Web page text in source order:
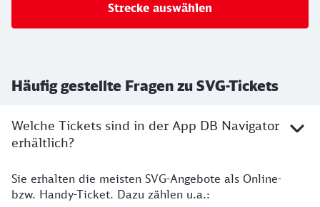
Strecke auswählen
Häufig gestellte Fragen zu SVG-Tickets
Welche Tickets sind in der App DB Navigator
erhältlich?
Sie erhalten die meisten SVG-Angebote als Online-
bzw. Handy-Ticket. Dazu zählen u.a.: